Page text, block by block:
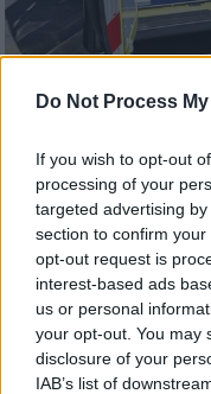
Do Not Process
If you wish to opt-out
processing of your
targeted advertising
section to confirm
opt-out request is
interest-based ads
us or personal
your opt-out. You may
disclosure of your
IAB’s list of
Ελλάδα|26.08.2025
υπήρχε οδηγός
Σοβαρές
αέρα του OPEN